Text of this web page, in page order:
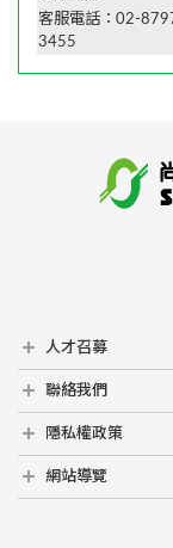
客服電話：02-
3455
人才召募
人才召募
聯絡我們
聯絡我們
隱私權政策
隱私權政策
網站導覽
網站導覽